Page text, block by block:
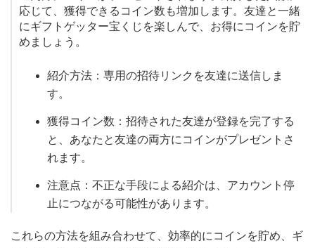
応じて、獲得できるコイン数も増加します。友達と一緒
にギフトゲッター宝くじを楽しんで、お得にコインを貯
めましょう。
紹介方法：専用の招待リンクを友達に送信しま
す。
獲得コイン数：招待された友達が登録を完了する
と、あなたと友達の両方にコインがプレゼントさ
れます。
注意点：不正な手段による紹介は、アカウント停
止につながる可能性があります。
これらの方法を組み合わせて、効率的にコインを貯め、ギ